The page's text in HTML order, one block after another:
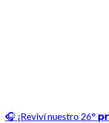
🎧 ¡Reviví nuestro 26°